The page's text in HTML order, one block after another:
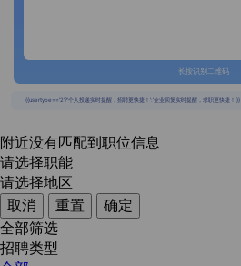
长按识别二维码
{{usertype=='2'?'个人投递实时提醒，招聘更快捷！':'企业回复实时提醒，求职更快捷！'}}
附近没有匹配到职位信息
请选择职能
请选择地区
取消
重置
确定
全部筛选
招聘类型